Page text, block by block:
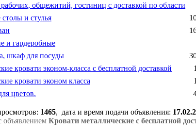
общежитий, гостиниц с доставкой по области
и стулья
и гардеробные
шкаф для посуды
кровати эконом-класса с бесплатной доставкой
кровати эконом класса
цветов.
: 1465, дата и время подачи объявления:
объявлением Кровати металлические с бесплатной